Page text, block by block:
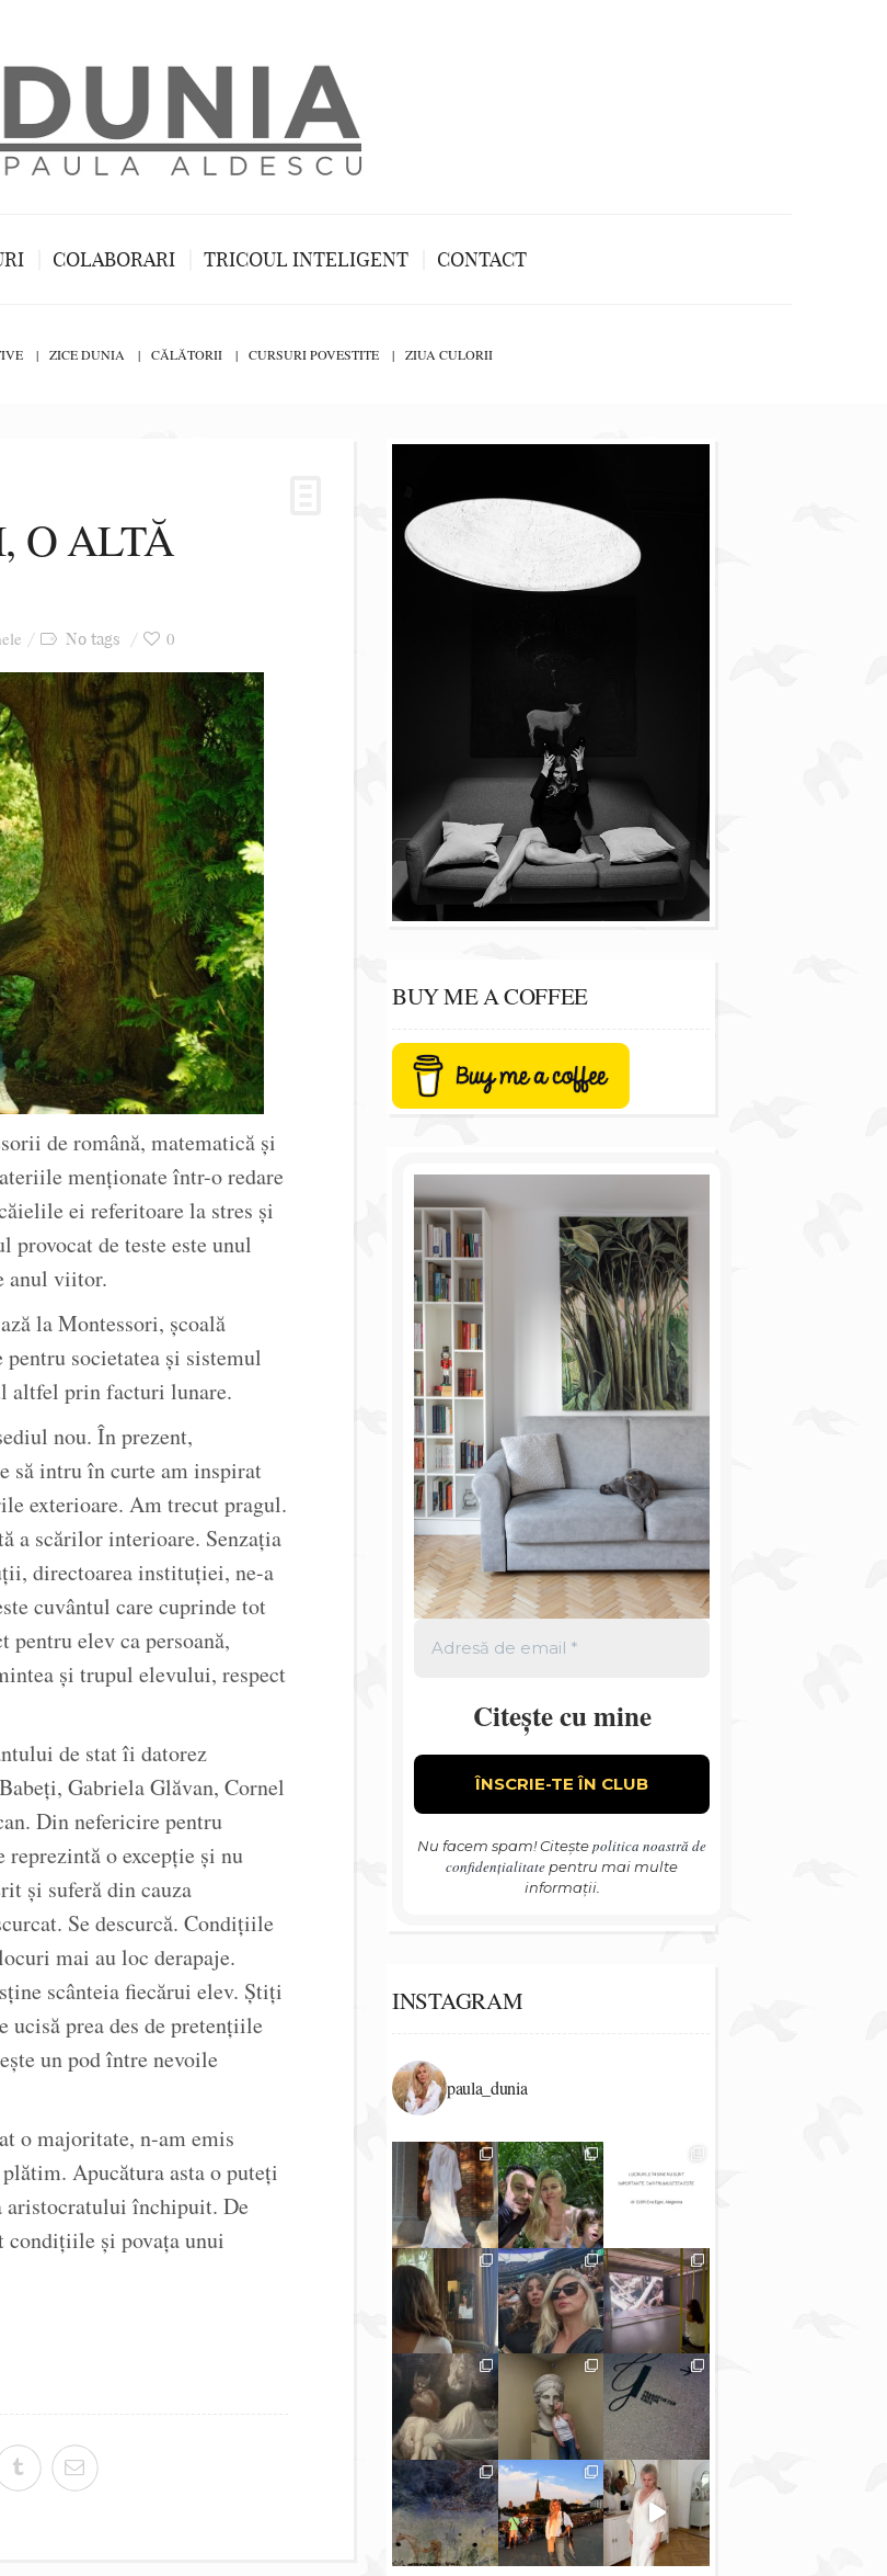
COLABORARI TRICOUL INTELIGENT CONTACT
ZICE DUNIA CĂLĂTORII CURSURI POVESTITE ZIUA CULORII
O ALTĂ
No tags 0
de română, matematică și
menționate într-o redare
ei referitoare la stres și
provocat de teste este unul
anul viitor.
la Montessori, școală
societatea și sistemul
altfel prin facturi lunare.
nou. În prezent,
să intru în curte am inspirat
exterioare. Am trecut pragul.
a scărilor interioare. Senzația
directoarea instituției, ne-a
cuvântul care cuprinde tot
pentru elev ca persoană,
și trupul elevului, respect
de stat îi datorez
Gabriela Glăvan, Cornel
Din nefericire pentru
o excepție și nu
și suferă din cauza
Se descurcă. Condițiile
mai au loc derapaje.
scânteia fiecărui elev. Știți
prea des de pretențiile
un pod între nevoile
o majoritate, n-am emis
Apucătura asta o puteți
aristocratului închipuit. De
condițiile și povața unui
BUY ME A COFFEE
Citește cu mine
Nu facem spam! Citeștepolitica noastră de
confidențialitate pentru mai multe
informații.
INSTAGRAM
paula_dunia